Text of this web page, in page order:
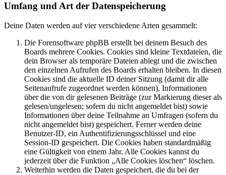
Umfang und Art der Datenspeicherung
Deine Daten werden auf vier verschiedene Arten gesammelt:
Die Forensoftware phpBB erstellt bei deinem Besuch des
Boards mehrere Cookies. Cookies sind kleine Textdateien, die
dein Browser als temporäre Dateien ablegt und die zwischen
den einzelnen Aufrufen des Boards erhalten bleiben. In diesen
Cookies sind die aktuelle ID deiner Sitzung (damit dir alle
Seitenaufrufe zugeordnet werden können), Informationen
über die von dir gelesenen Beiträge (zur Markierung dieser als
gelesen/ungelesen; sofern du nicht angemeldet bist) sowie
Informationen über deine Teilnahme an Umfragen (sofern du
nicht angemeldet bist) gespeichert. Ferner werden deine
Benutzer-ID, ein Authentifizierungsschlüssel und eine
Session-ID gespeichert. Die Cookies haben standardmäßig
eine Gültigkeit von einem Jahr. Alle Cookies kannst du
jederzeit über die Funktion „Alle Cookies löschen“ löschen.
Weiterhin werden die Daten gespeichert, die du bei der